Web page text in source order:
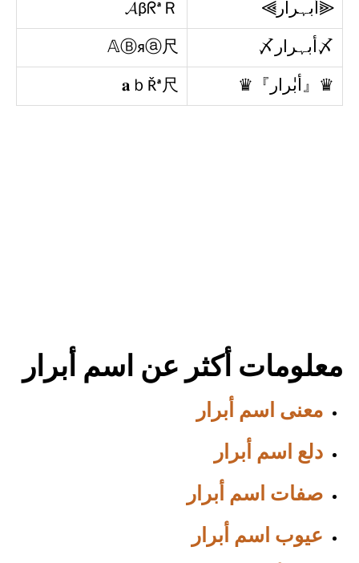
⫷أبہرار⫸ 𝓐βᖇᵃＲ
〆أبہرار〆 𝔸Ⓑяⓐ尺
♛『أبٰٰرار』♛ 𝐚ｂŘᵃ尺
معلومات أكثر عن اسم أبرار
معنى اسم أبرار
دلع اسم أبرار
صفات اسم أبرار
عيوب اسم أبرار